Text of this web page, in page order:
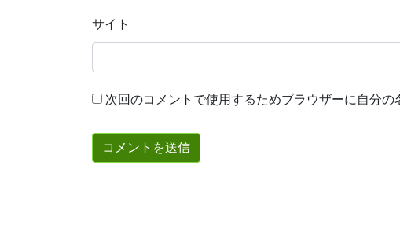
サイト
次回のコメントで使用するためブラウザーに自分の